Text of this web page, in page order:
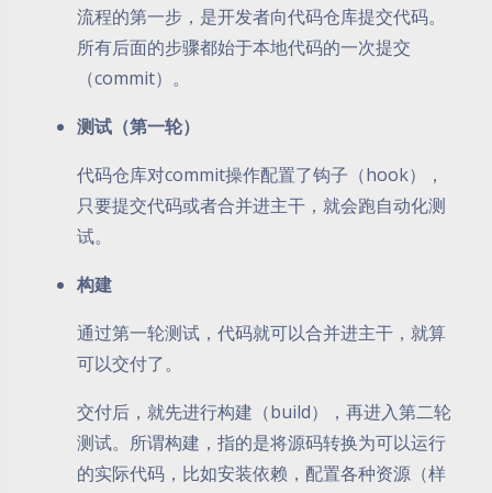
流程的第一步，是开发者向代码仓库提交代码。
所有后面的步骤都始于本地代码的一次提交
（commit）。
测试（第一轮）
代码仓库对commit操作配置了钩子（hook），
只要提交代码或者合并进主干，就会跑自动化测
试。
构建
通过第一轮测试，代码就可以合并进主干，就算
可以交付了。
交付后，就先进行构建（build），再进入第二轮
测试。所谓构建，指的是将源码转换为可以运行
的实际代码，比如安装依赖，配置各种资源（样